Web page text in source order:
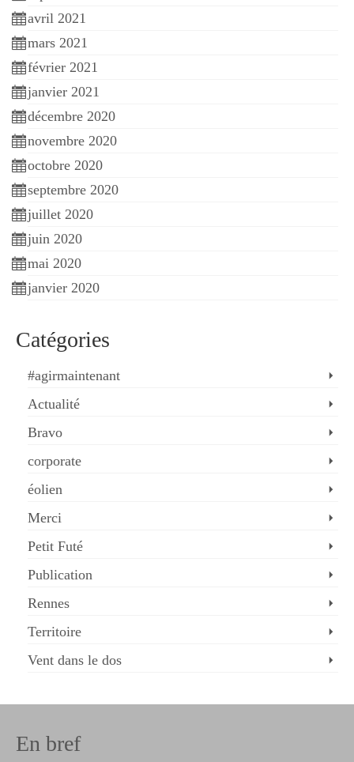
avril 2021
mars 2021
février 2021
janvier 2021
décembre 2020
novembre 2020
octobre 2020
septembre 2020
juillet 2020
juin 2020
mai 2020
janvier 2020
Catégories
#agirmaintenant
Actualité
Bravo
corporate
éolien
Merci
Petit Futé
Publication
Rennes
Territoire
Vent dans le dos
En bref